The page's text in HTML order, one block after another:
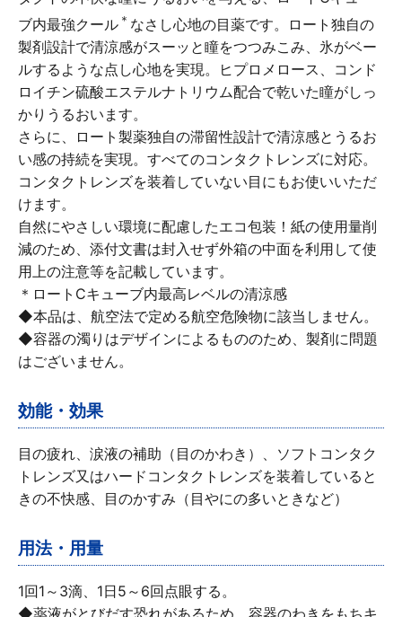
お悩み・用途から探す
ブランドから探す
キャンペーンから探す
ブ内最強クール ＊ なさし心地の目薬です。ロート独自の
製剤設計で清涼感がスーッと瞳をつつみこみ、氷がベー
ルするような点し心地を実現。ヒプロメロース、コンド
ロイチン硫酸エステルナトリウム配合で乾いた瞳がしっ
かりうるおいます。
さらに、ロート製薬独自の滞留性設計で清涼感とうるお
い感の持続を実現。すべてのコンタクトレンズに対応。
コンタクトレンズを装着していない目にもお使いいただ
けます。
自然にやさしい環境に配慮したエコ包装！紙の使用量削
減のため、添付文書は封入せず外箱の中面を利用して使
用上の注意等を記載しています。
＊ロートCキューブ内最高レベルの清涼感
◆本品は、航空法で定める航空危険物に該当しません。
◆容器の濁りはデザインによるもののため、製剤に問題
はございません。
効能・効果
目の疲れ、涙液の補助（目のかわき）、ソフトコンタク
トレンズ又はハードコンタクトレンズを装着していると
きの不快感、目のかすみ（目やにの多いときなど）
用法・用量
1回1～3滴、1日5～6回点眼する。